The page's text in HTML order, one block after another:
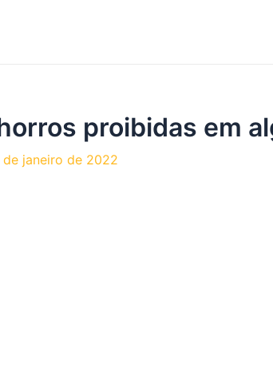
proibidas em
de janeiro de 2022